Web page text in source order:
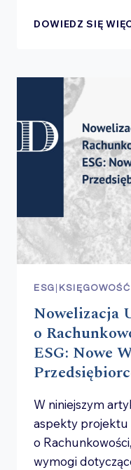
DOWIEDZ SIĘ
ESG KSIĘGOWOŚĆ
Nowelizacja
o
ESG: Nowe
W niniejszym
aspekty projektu
o
wymogi